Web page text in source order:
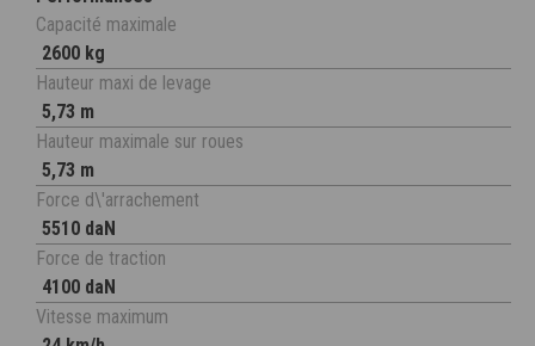
Capacité maximale
2600 kg
Hauteur maxi de levage
5,73 m
Hauteur maximale sur roues
5,73 m
Force d\'arrachement
5510 daN
Force de traction
4100 daN
Vitesse maximum